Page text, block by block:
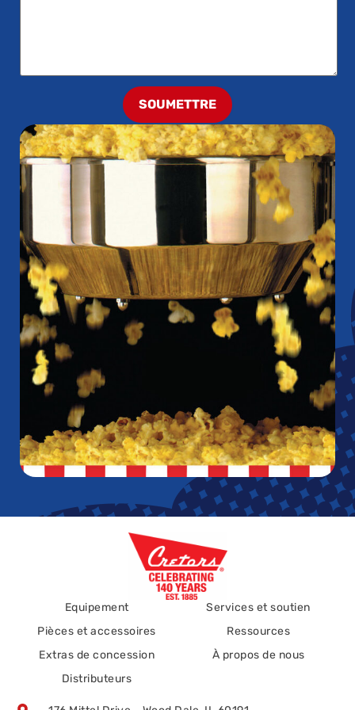
SOUMETTRE
Equipement
Pièces et accessoires
Extras de concession
Distributeurs
Services et soutien
Ressources
À propos de nous